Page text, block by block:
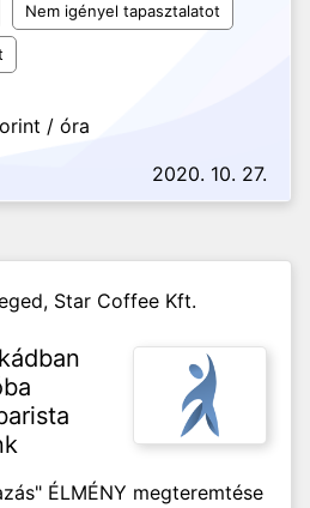
Nem igényel tapasztalatot
/ óra
2020. 10. 27.
Star Coffee Kft.
ÉLMÉNY megteremtése